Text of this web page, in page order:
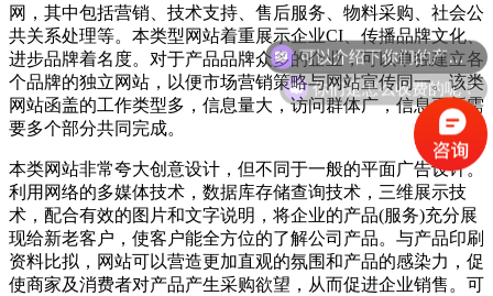
网，其中包括营销、技术支持、售后服务、物料采购、社会公
共关系处理等。本类型网站着重展示企业CI、传播品牌文化、
进步品牌着名度。对于产品品牌众多的企业，可以单独建立各
个品牌的独立网站，以便市场营销策略与网站宣传同一。该类
网站函盖的工作类型多，信息量大，访问群体广，信息更新需
要多个部分共同完成。
本类网站非常夸大创意设计，但不同于一般的平面广告设计。
利用网络的多媒体技术，数据库存储查询技术，三维展示技
术，配合有效的图片和文字说明，将企业的产品(服务)充分展
现给新老客户，使客户能全方位的了解公司产品。与产品印刷
资料比拟，网站可以营造更加直观的氛围和产品的感染力，促
使商家及消费者对产品产生采购欲望，从而促进企业销售。可
可以介绍下你们的产品么？
你们是怎么收费的呢？